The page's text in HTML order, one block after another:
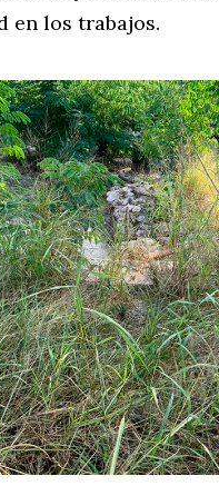
en los trabajos.